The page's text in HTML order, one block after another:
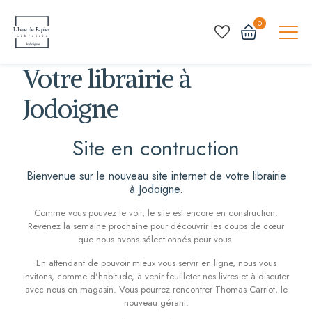
0
Votre librairie à
Jodoigne
Site en contruction
Bienvenue sur le nouveau site internet de votre librairie
à Jodoigne.
Comme vous pouvez le voir, le site est encore en construction.
Revenez la semaine prochaine pour découvrir les coups de cœur
que nous avons sélectionnés pour vous.
En attendant de pouvoir mieux vous servir en ligne, nous vous
invitons, comme d'habitude, à venir feuilleter nos livres et à discuter
avec nous en magasin. Vous pourrez rencontrer Thomas Carriot, le
nouveau gérant.